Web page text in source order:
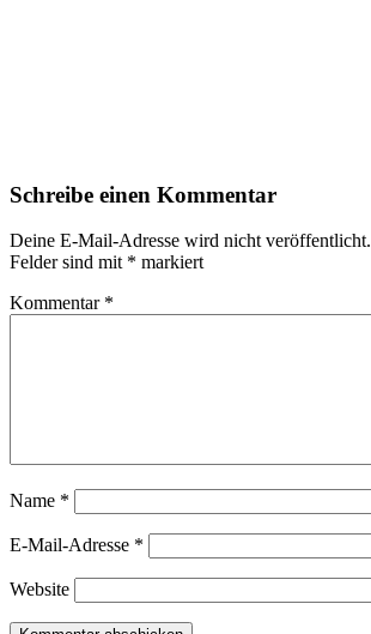
Schreibe einen Kommentar
Deine E-Mail-Adresse wird nicht veröffentlicht.
Felder sind mit * markiert
Kommentar *
Name *
E-Mail-Adresse *
Website